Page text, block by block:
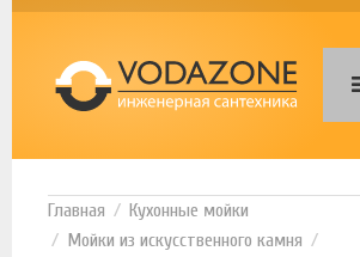
Кухонные мойки
Мойки из искусственного камня